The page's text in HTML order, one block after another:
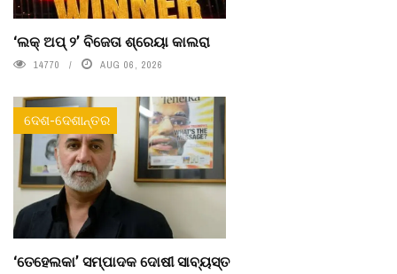
‘ଲକ୍ ଅପ୍ ୨’ ବିଜେତା ଶ୍ରେୟା କାଲରା
14770 AUG 06, 2026
ଦେଶ-ଦେଶାନ୍ତର
‘ତେହେଲକା’ ସମ୍ପାଦକ ଦୋଷୀ ସାବ୍ୟସ୍ତ